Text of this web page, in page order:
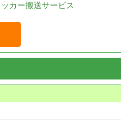
カー搬送サービス